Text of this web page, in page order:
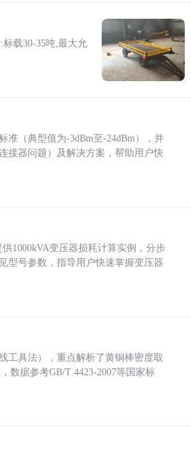
标载30-35吨,最大允
准（典型值为-3dBm至-24dBm），并
接器问题）及解决方案，帮助用户快
1000kVA变压器损耗计算实例，分步
型号参数，指导用户快速掌握变压器
工具法），重点解析了黄铜棒密度取
数据参考GB/T 4423-2007等国家标